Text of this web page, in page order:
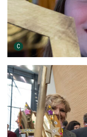
C Urheber der Grafik: